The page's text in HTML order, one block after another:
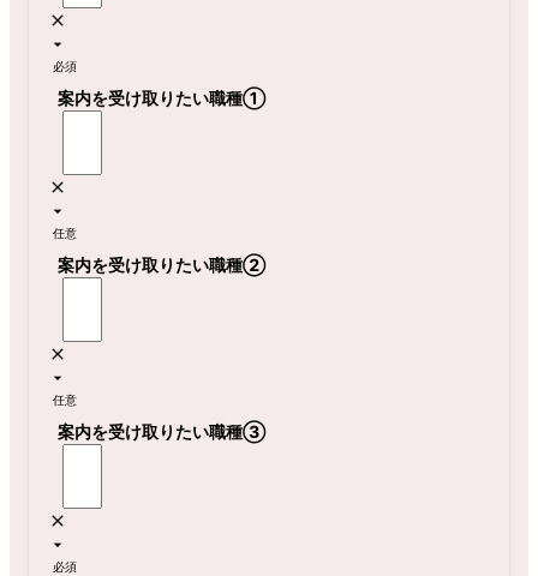
必須
案内を受け取りたい職種①
任意
案内を受け取りたい職種②
任意
案内を受け取りたい職種③
必須